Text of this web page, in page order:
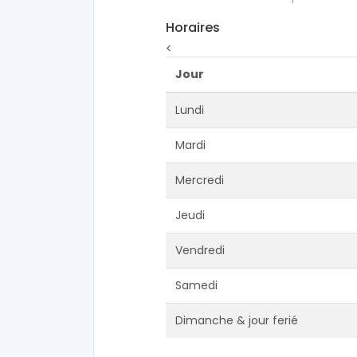
Horaires
<
Jour
Lundi
Mardi
Mercredi
Jeudi
Vendredi
Samedi
Dimanche & jour ferié